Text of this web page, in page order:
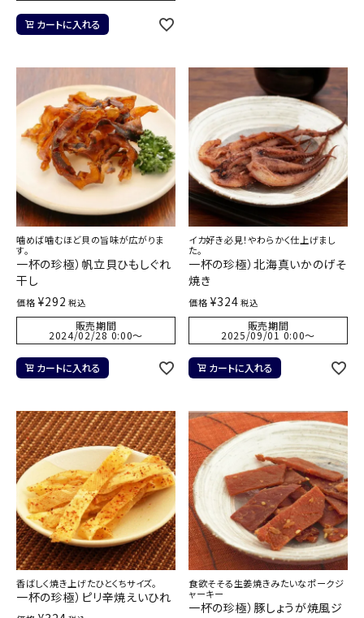
カートに入れる
噛めば噛むほど貝の旨味が広がりま
す。
一杯の珍極）帆立貝ひもしぐれ
干し
価格 ¥292 税込
販売期間
2024/02/28 0:00〜
カートに入れる
イカ好き必見！やわらかく仕上げまし
た。
一杯の珍極）北海真いかのげそ
焼き
価格 ¥324 税込
販売期間
2025/09/01 0:00〜
カートに入れる
香ばしく焼き上げたひとくちサイズ。
一杯の珍極）ピリ辛焼えいひれ
食欲そそる生姜焼きみたいなポークジ
ャーキー
一杯の珍極）豚しょうが焼風ジ